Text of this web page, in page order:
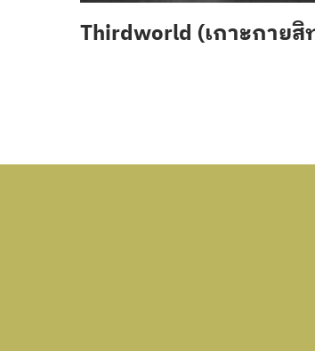
Thirdworld (เกาะกายสิ